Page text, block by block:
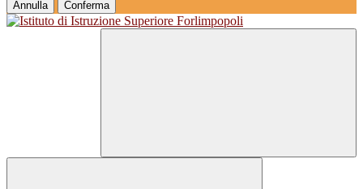
Annulla Conferma